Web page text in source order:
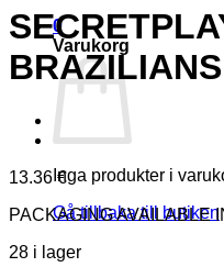
0
Varukorg
Inga produkter i
Gå tillbaka till butiken
13.36€
PACKAGING AVAILABLE
28 i lager